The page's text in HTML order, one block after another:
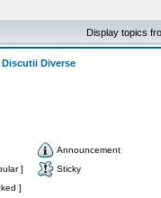
Display topics
Discutii Diverse
Announcement
]
Sticky
]